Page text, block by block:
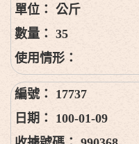
公斤
35
17737
100-01-09